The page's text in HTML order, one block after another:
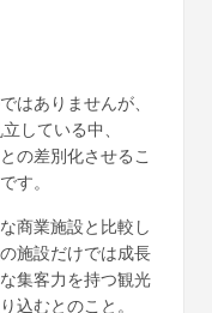
はありませんが、
している中、
の差別化させるこ
す。
商業施設と比較し
施設だけでは成長
集客力を持つ観光
込むとのこと。